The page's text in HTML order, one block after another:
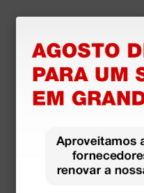
Set Combi - Otoscóp
io + Lanterna